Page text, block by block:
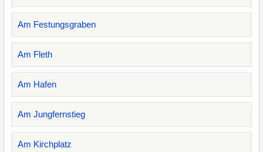
Am Festungsgraben
Am Fleth
Am Hafen
Am Jungfernstieg
Am Kirchplatz